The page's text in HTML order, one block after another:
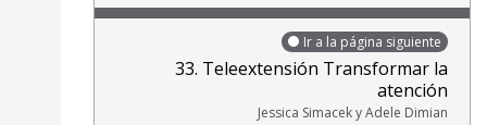
Ir a la página siguiente
33. Teleextensión Transformar la
atención
Jessica Simacek y Adele Dimian